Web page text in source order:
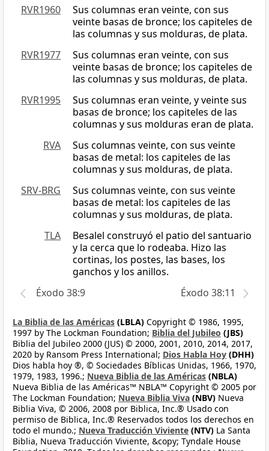
RVR1960
Sus columnas eran veinte, con sus
veinte basas de bronce; los capiteles de
las columnas y sus molduras, de plata.
RVR1977
Sus columnas eran veinte, con sus
veinte basas de bronce; los capiteles de
las columnas y sus molduras, de plata.
RVR1995
Sus columnas eran veinte, y veinte sus
basas de bronce; los capiteles de las
columnas y sus molduras eran de plata.
RVA
Sus columnas veinte, con sus veinte
basas de metal: los capiteles de las
columnas y sus molduras, de plata.
SRV-BRG
Sus columnas veinte, con sus veinte
basas de metal: los capiteles de las
columnas y sus molduras, de plata.
TLA
Besalel construyó el patio del santuario
y la cerca que lo rodeaba. Hizo las
cortinas, los postes, las bases, los
ganchos y los anillos.
Éxodo 38:9
Éxodo 38:11
La Biblia de las Américas (LBLA) Copyright © 1986, 1995,
1997 by The Lockman Foundation; Biblia del Jubileo (JBS)
Biblia del Jubileo 2000 (JUS) © 2000, 2001, 2010, 2014, 2017,
2020 by Ransom Press International; Dios Habla Hoy (DHH)
Dios habla hoy ®, © Sociedades Bíblicas Unidas, 1966, 1970,
1979, 1983, 1996.; Nueva Biblia de las Américas (NBLA)
Nueva Biblia de las Américas™ NBLA™ Copyright © 2005 por
The Lockman Foundation; Nueva Biblia Viva (NBV) Nueva
Biblia Viva, © 2006, 2008 por Biblica, Inc.® Usado con
permiso de Biblica, Inc.® Reservados todos los derechos en
todo el mundo.; Nueva Traducción Viviente (NTV) La Santa
Biblia, Nueva Traducción Viviente, &copy; Tyndale House